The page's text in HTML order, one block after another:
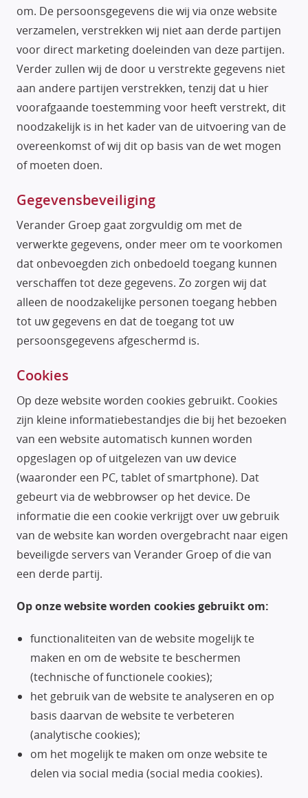
om. De persoonsgegevens die wij via onze website
verzamelen, verstrekken wij niet aan derde partijen
voor direct marketing doeleinden van deze partijen.
Verder zullen wij de door u verstrekte gegevens niet
aan andere partijen verstrekken, tenzij dat u hier
voorafgaande toestemming voor heeft verstrekt, dit
noodzakelijk is in het kader van de uitvoering van de
overeenkomst of wij dit op basis van de wet mogen
of moeten doen.
Gegevensbeveiliging
Verander Groep gaat zorgvuldig om met de
verwerkte gegevens, onder meer om te voorkomen
dat onbevoegden zich onbedoeld toegang kunnen
verschaffen tot deze gegevens. Zo zorgen wij dat
alleen de noodzakelijke personen toegang hebben
tot uw gegevens en dat de toegang tot uw
persoonsgegevens afgeschermd is.
Cookies
Op deze website worden cookies gebruikt. Cookies
zijn kleine informatiebestandjes die bij het bezoeken
van een website automatisch kunnen worden
opgeslagen op of uitgelezen van uw device
(waaronder een PC, tablet of smartphone). Dat
gebeurt via de webbrowser op het device. De
informatie die een cookie verkrijgt over uw gebruik
van de website kan worden overgebracht naar eigen
beveiligde servers van Verander Groep of die van
een derde partij.
Op onze website worden cookies gebruikt om:
functionaliteiten van de website mogelijk te
maken en om de website te beschermen
(technische of functionele cookies);
het gebruik van de website te analyseren en op
basis daarvan de website te verbeteren
(analytische cookies);
om het mogelijk te maken om onze website te
delen via social media (social media cookies).